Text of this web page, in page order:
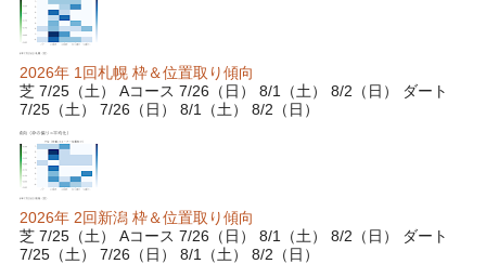
2026年 1回札幌 枠＆位置取り傾向
芝 7/25（土） Aコース 7/26（日） 8/1（土） 8/2（日） ダート
7/25（土） 7/26（日） 8/1（土） 8/2（日）
2026年 2回新潟 枠＆位置取り傾向
芝 7/25（土） Aコース 7/26（日） 8/1（土） 8/2（日） ダート
7/25（土） 7/26（日） 8/1（土） 8/2（日）